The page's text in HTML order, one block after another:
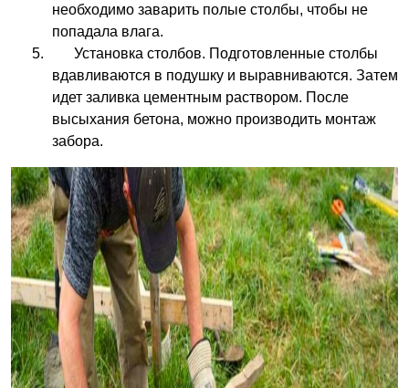
необходимо заварить полые столбы, чтобы не
попадала влага.
Установка столбов. Подготовленные столбы
вдавливаются в подушку и выравниваются. Затем
идет заливка цементным раствором. После
высыхания бетона, можно производить монтаж
забора.